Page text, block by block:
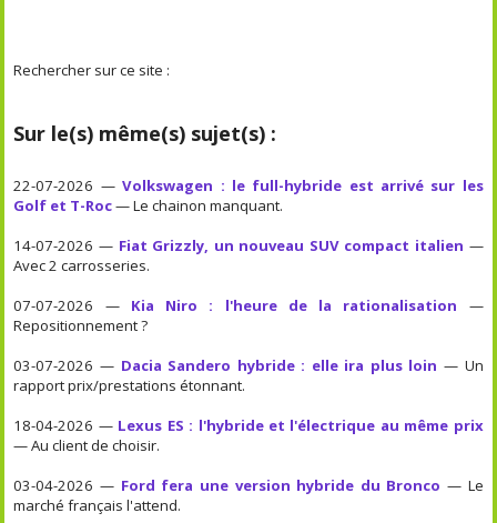
Rechercher sur ce site :
Sur le(s) même(s) sujet(s) :
22-07-2026 —Volkswagen : le full-hybride est arrivé sur les
Golf et T-Roc— Le chainon manquant.
14-07-2026 — Fiat Grizzly, un nouveau SUV compact italien —
Avec 2 carrosseries.
07-07-2026 — Kia Niro : l'heure de la rationalisation —
Repositionnement ?
03-07-2026 — Dacia Sandero hybride : elle ira plus loin — Un
rapport prix/prestations étonnant.
18-04-2026 — Lexus ES : l'hybride et l'électrique au même prix
— Au client de choisir.
03-04-2026 — Ford fera une version hybride du Bronco — Le
marché français l'attend.